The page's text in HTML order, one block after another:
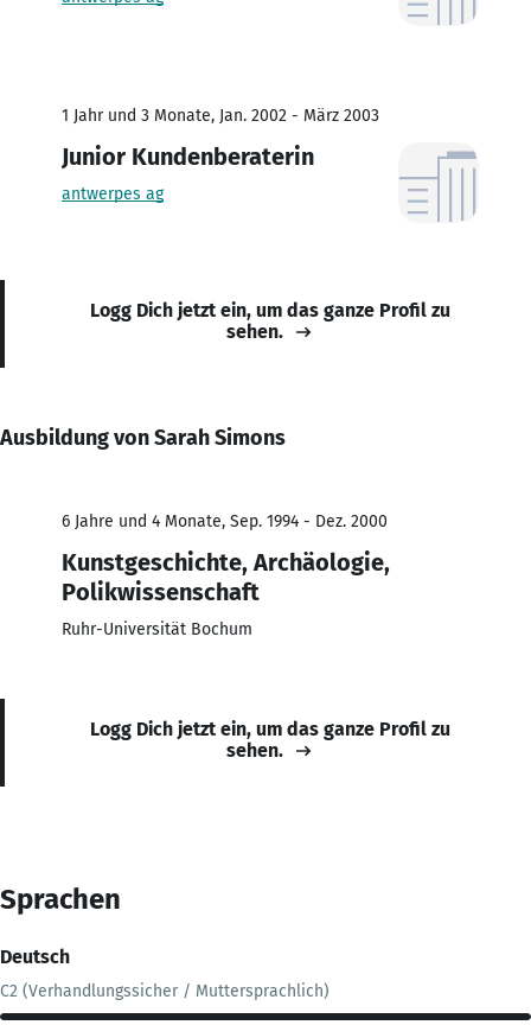
1 Jahr und 3 Monate, Jan. 2002 - März 2003
Junior Kundenberaterin
antwerpes ag
Logg Dich jetzt ein, um das ganze Profil zu
sehen.
Ausbildung von Sarah Simons
6 Jahre und 4 Monate, Sep. 1994 - Dez. 2000
Kunstgeschichte, Archäologie,
Polikwissenschaft
Ruhr-Universität Bochum
Logg Dich jetzt ein, um das ganze Profil zu
sehen.
Sprachen
Deutsch
C2 (Verhandlungssicher / Muttersprachlich)